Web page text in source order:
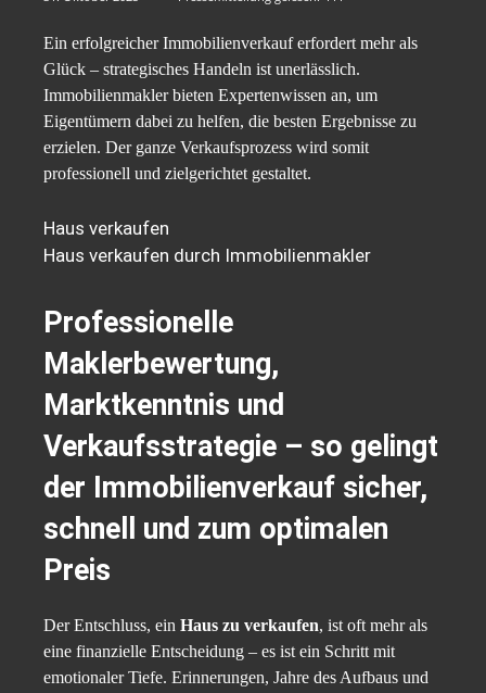
Ein erfolgreicher Immobilienverkauf erfordert mehr als
Glück – strategisches Handeln ist unerlässlich.
Immobilienmakler bieten Expertenwissen an, um
Eigentümern dabei zu helfen, die besten Ergebnisse zu
erzielen. Der ganze Verkaufsprozess wird somit
professionell und zielgerichtet gestaltet.
Haus verkaufen
Haus verkaufen durch Immobilienmakler
Professionelle
Maklerbewertung,
Marktkenntnis und
Verkaufsstrategie – so gelingt
der Immobilienverkauf sicher,
schnell und zum optimalen
Preis
Der Entschluss, ein Haus zu verkaufen, ist oft mehr als
eine finanzielle Entscheidung – es ist ein Schritt mit
emotionaler Tiefe. Erinnerungen, Jahre des Aufbaus und